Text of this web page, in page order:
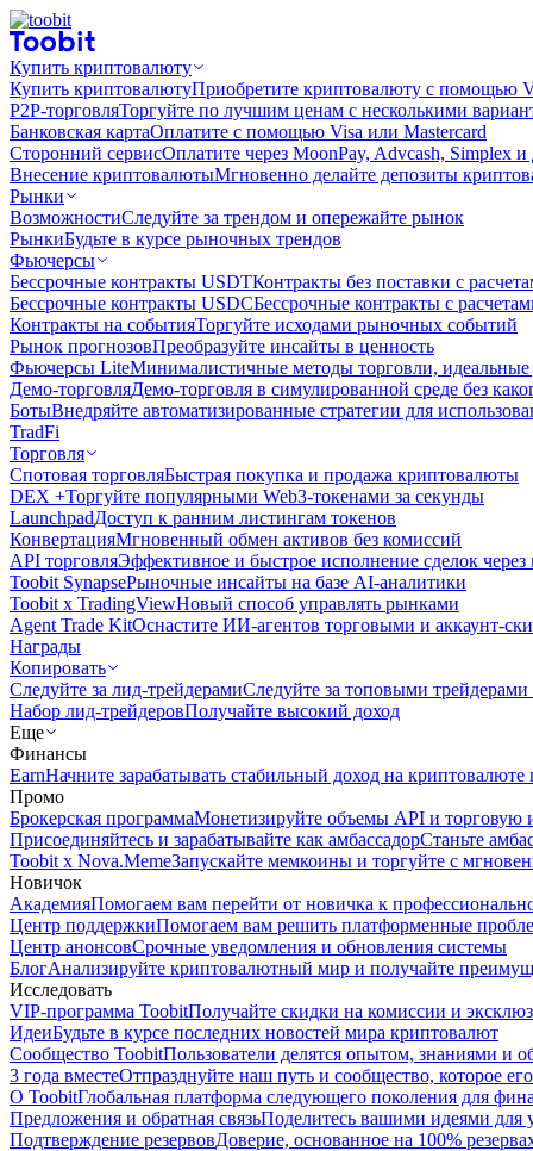
Купить криптовалюту
Купить криптовалютуПриобретите криптовалюту с помощью
P2P-торговляТоргуйте по лучшим ценам с несколькими
Банковская картаОплатите с помощью Visa или Mastercard
Сторонний сервисОплатите через MoonPay, Advcash, Simplex и
Внесение криптовалютыМгновенно делайте депозиты
Рынки
ВозможностиСледуйте за трендом и опережайте рынок
РынкиБудьте в курсе рыночных трендов
Фьючерсы
Бессрочные контракты USDTКонтракты без поставки с
Бессрочные контракты USDCБессрочные контракты с
Контракты на событияТоргуйте исходами рыночных событий
Рынок прогнозовПреобразуйте инсайты в ценность
Фьючерсы LiteМинималистичные методы торговли, идеальные
Демо-торговляДемо-торговля в симулированной среде без
БотыВнедряйте автоматизированные стратегии для
TradFi
Торговля
Спотовая торговляБыстрая покупка и продажа криптовалюты
DEX +Торгуйте популярными Web3-токенами за секунды
LaunchpadДоступ к ранним листингам токенов
КонвертацияМгновенный обмен активов без комиссий
API торговляЭффективное и быстрое исполнение сделок
Toobit SynapseРыночные инсайты на базе AI-аналитики
Toobit x TradingViewНовый способ управлять рынками
Agent Trade KitОснастите ИИ-агентов торговыми и аккаунт-
Награды
Копировать
Следуйте за лид-трейдерамиСледуйте за топовыми
Набор лид-трейдеровПолучайте высокий доход
Еще
Финансы
EarnНачните зарабатывать стабильный доход на криптовалюте
Промо
Брокерская программаМонетизируйте объемы API и торговую
Присоединяйтесь и зарабатывайте как амбассадорСтаньте
Toobit x Nova.MemeЗапускайте мемкоины и торгуйте с
Новичок
АкадемияПомогаем вам перейти от новичка к
Центр поддержкиПомогаем вам решить платформенные
Центр анонсовСрочные уведомления и обновления системы
БлогАнализируйте криптовалютный мир и получайте
Исследовать
VIP-программа ToobitПолучайте скидки на комиссии и
ИдеиБудьте в курсе последних новостей мира криптовалют
Сообщество ToobitПользователи делятся опытом, знаниями и
3 года вместеОтпразднуйте наш путь и сообщество, которое
О ToobitГлобальная платформа следующего поколения для
Предложения и обратная связьПоделитесь вашими идеями для
Подтверждение резервовДоверие, основанное на 100%